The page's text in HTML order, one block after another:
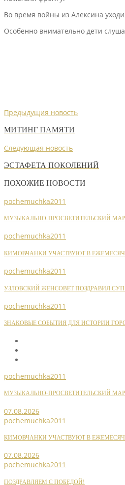
Во время войны из Алексина
Особенно внимательно дети
Предыдущия новость
МИТИНГ ПАМЯТИ
Следующая новость
ЭСТАФЕТА ПОКОЛЕНИЙ
ПОХОЖИЕ НОВОСТИ
pochemuchka2011
МУЗЫКАЛЬНО-ПРОСВЕТИТЕЛЬСКИЙ
pochemuchka2011
КИМОВЧАНКИ УЧАСТВУЮТ В
pochemuchka2011
УЗЛОВСКИЙ ЖЕНСОВЕТ ПОЗДРАВИЛ
pochemuchka2011
ЗНАКОВЫЕ СОБЫТИЯ ДЛЯ ИСТОРИИ
pochemuchka2011
МУЗЫКАЛЬНО-ПРОСВЕТИТЕЛЬСКИЙ
07.08.2026
pochemuchka2011
КИМОВЧАНКИ УЧАСТВУЮТ В
07.08.2026
pochemuchka2011
ПОЗДРАВЛЯЕМ С ПОБЕДОЙ!